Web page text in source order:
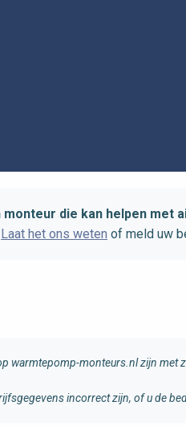
monteur die kan helpen met
Laat het ons weten of meld uw
warmtepomp-monteurs.nl zijn met
incorrect zijn, of u de